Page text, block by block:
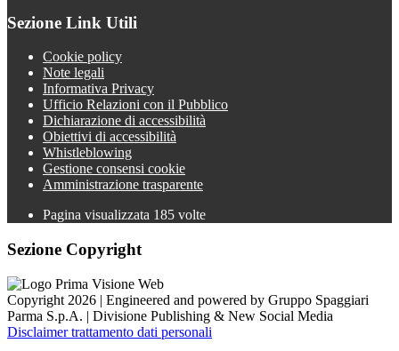
Sezione Link Utili
Cookie policy
Note legali
Informativa Privacy
Ufficio Relazioni con il Pubblico
Dichiarazione di accessibilità
Obiettivi di accessibilità
Whistleblowing
Gestione consensi cookie
Amministrazione trasparente
Pagina visualizzata 185 volte
Sezione Copyright
Copyright 2026 | Engineered and powered by Gruppo Spaggiari
Parma S.p.A. | Divisione Publishing & New Social Media
Disclaimer trattamento dati personali